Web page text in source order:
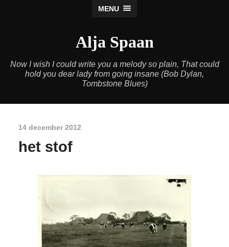
MENU
Alja Spaan
Now I wish I could write you a melody so plain, That could
hold you dear lady from going insane (Bob Dylan,
Tombstone Blues)
14 december 2012
het stof